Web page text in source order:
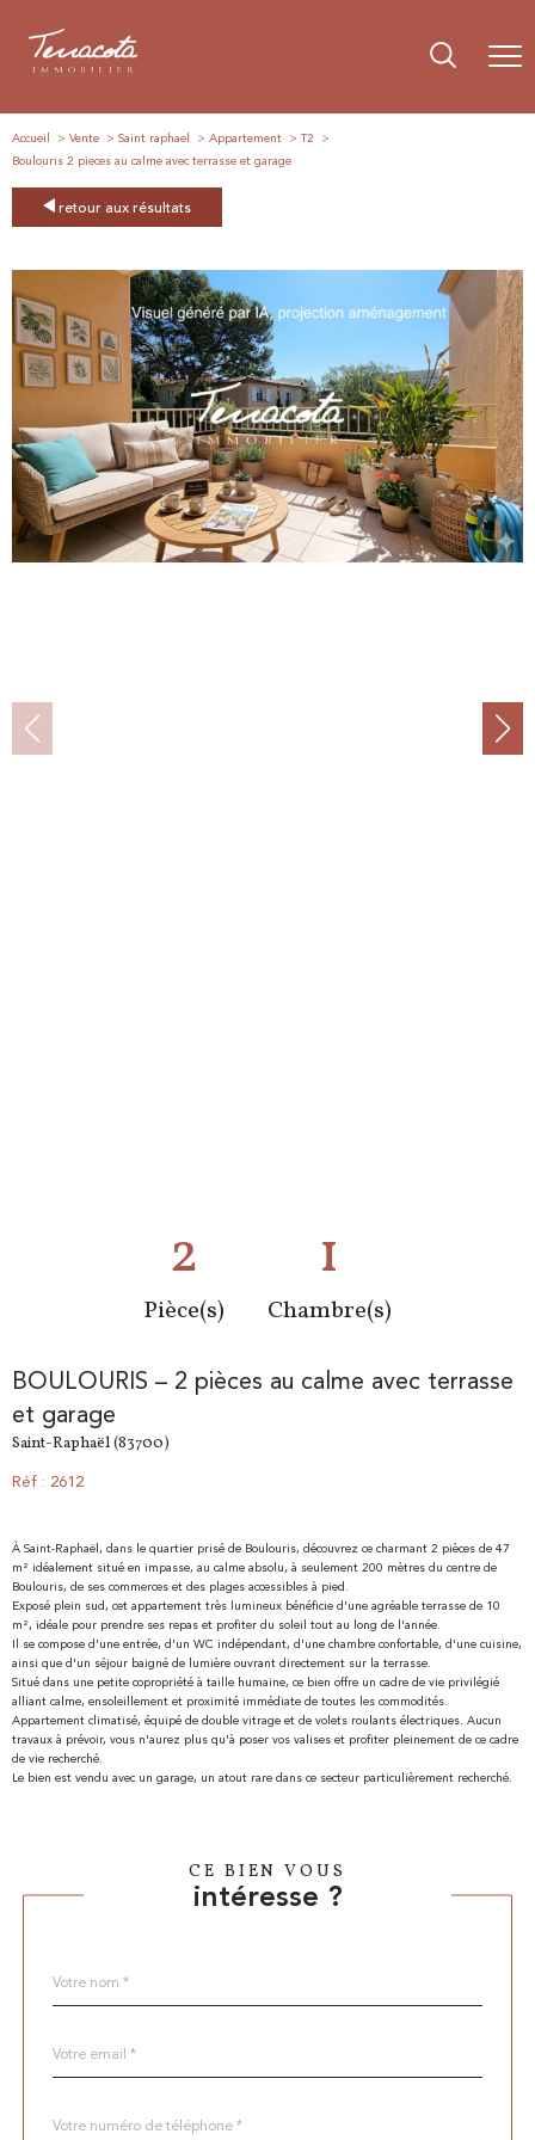
Accueil Vente Saint raphael Appartement
T2
Boulouris 2 pieces au calme avec terrasse et garage
retour aux résultats
2
Pièce(s)
1
Chambre(s)
BOULOURIS – 2 pièces au calme avec terrasse
et garage
Saint-Raphaël (83700)
Réf : 2612
À Saint-Raphaël, dans le quartier prisé de Boulouris, découvrez ce charmant 2 pièces de 47
m² idéalement situé en impasse, au calme absolu, à seulement 200 mètres du centre de
Boulouris, de ses commerces et des plages accessibles à pied.
Exposé plein sud, cet appartement très lumineux bénéficie d'une agréable terrasse de 10
m², idéale pour prendre ses repas et profiter du soleil tout au long de l'année.
Il se compose d'une entrée, d'un WC indépendant, d'une chambre confortable, d'une cuisine,
ainsi que d'un séjour baigné de lumière ouvrant directement sur la terrasse.
Situé dans une petite copropriété à taille humaine, ce bien offre un cadre de vie privilégié
alliant calme, ensoleillement et proximité immédiate de toutes les commodités.
Appartement climatisé, équipé de double vitrage et de volets roulants électriques. Aucun
travaux à prévoir, vous n'aurez plus qu'à poser vos valises et profiter pleinement de ce cadre
de vie recherché.
Le bien est vendu avec un garage, un atout rare dans ce secteur particulièrement recherché.
CE BIEN VOUS
intéresse ?
*
*
*